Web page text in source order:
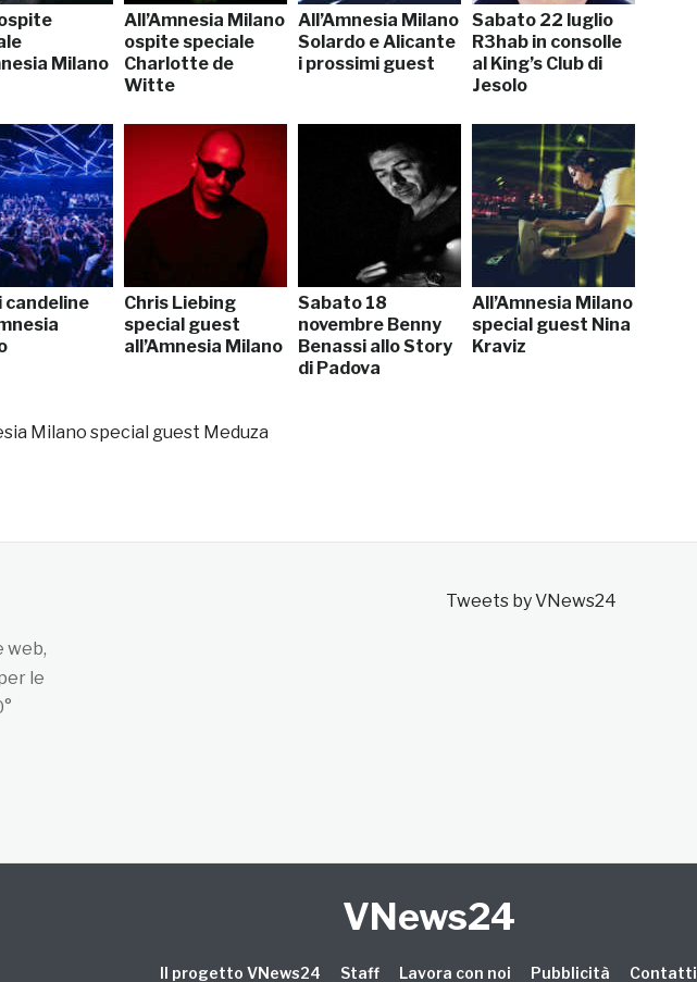
Milano
All’Amnesia Milano
ospite speciale
Charlotte de
Witte
All’Amnesia Milano
Solardo e Alicante
i prossimi guest
Sabato 22 luglio
R3hab in consolle
al King’s Club di
Jesolo
candeline
Chris Liebing
special guest
all’Amnesia Milano
Sabato 18
novembre Benny
Benassi allo Story
di Padova
All’Amnesia Milano
special guest Nina
Kraviz
Milano special guest Meduza
web,
le
Tweets by VNews24
VNews24
Il progetto VNews24 Staff Lavora con noi Pubblicità Contatti